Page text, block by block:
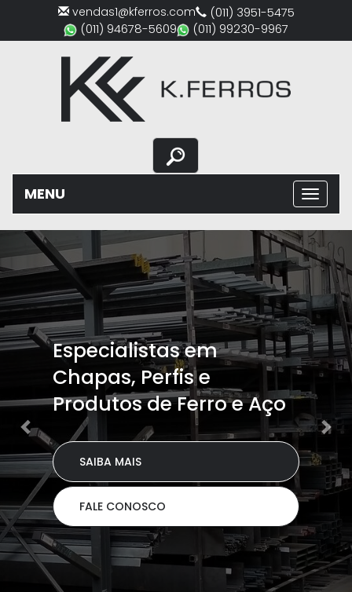
vendas1@kferros.com
(011) 3951-5475
(011) 94678-5609
(011) 99230-9967
MENU
Especialistas em
Chapas, Perfis e
Produtos de Ferro e Aço
SAIBA MAIS
FALE CONOSCO
Previous